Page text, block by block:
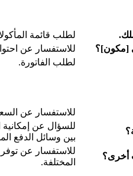
لطلب قائمة
[مكون]؟
للاستفسار عن
لطلب الفاتورة.
للاستفسار عن
للسؤال عن إمكانية
بين وسائل الدفع
أخرى؟
للاستفسار عن
المختلفة.